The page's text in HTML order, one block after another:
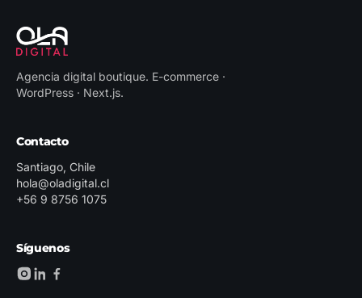
Agencia digital boutique. E-commerce ·
WordPress · Next.js.
Contacto
Santiago, Chile
hola@oladigital.cl
+56 9 8756 1075
Síguenos